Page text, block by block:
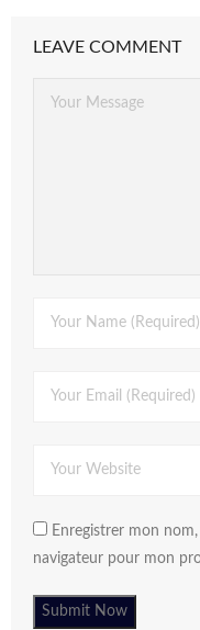
LEAVE COMMENT
Enregistrer mon
navigateur pour mon